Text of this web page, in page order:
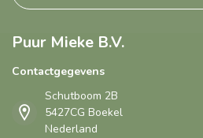
Puur Mieke B.V.
Contactgegevens
Schutboom 2B
5427CG Boekel
Nederland